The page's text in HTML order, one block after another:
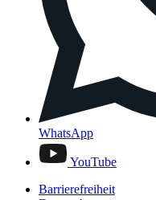
WhatsApp
YouTube
Barrierefreiheit